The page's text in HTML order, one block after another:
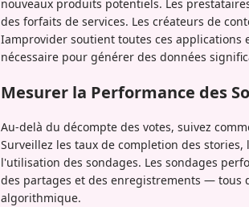
nouveaux produits potentiels. Les
des forfaits de services. Les créateurs de
Iamprovider soutient toutes ces applications
nécessaire pour générer des données
Mesurer la Performance des
Au-delà du décompte des votes, suivez
Surveillez les taux de completion des
l'utilisation des sondages. Les sondages
des partages et des enregistrements — tous
algorithmique.